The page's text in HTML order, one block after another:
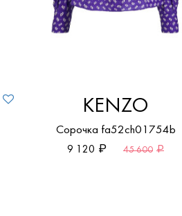
KENZO
Сорочка fa52ch01754b
9 120
45 600